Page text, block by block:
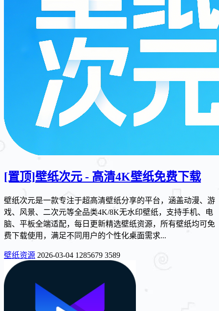
[置顶]壁纸次元 - 高清4K壁纸免费下载
壁纸次元是一款专注于超高清壁纸分享的平台，涵盖动漫、游
戏、风景、二次元等全品类4K/8K无水印壁纸，支持手机、电
脑、平板全端适配，每日更新精选壁纸资源，所有壁纸均可免
费下载使用，满足不同用户的个性化桌面需求...
壁纸资源 2026-03-04 1285679 3589